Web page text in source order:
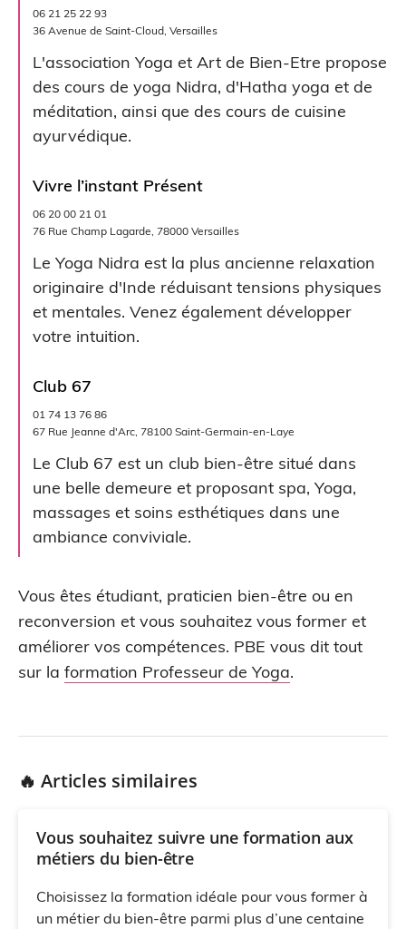
06 21 25 22 93
36 Avenue de Saint-Cloud, Versailles
L'association Yoga et Art de Bien-Etre propose
des cours de yoga Nidra, d'Hatha yoga et de
méditation, ainsi que des cours de cuisine
ayurvédique.
Vivre l’instant Présent
06 20 00 21 01
76 Rue Champ Lagarde, 78000 Versailles
Le Yoga Nidra est la plus ancienne relaxation
originaire d'Inde réduisant tensions physiques
et mentales. Venez également développer
votre intuition.
Club 67
01 74 13 76 86
67 Rue Jeanne d'Arc, 78100 Saint-Germain-en-Laye
Le Club 67 est un club bien-être situé dans
une belle demeure et proposant spa, Yoga,
massages et soins esthétiques dans une
ambiance conviviale.
Vous êtes étudiant, praticien bien-être ou en
reconversion et vous souhaitez vous former et
améliorer vos compétences. PBE vous dit tout
sur la formation Professeur de Yoga.
🔥 Articles similaires
Vous souhaitez suivre une formation aux
métiers du bien-être
Choisissez la formation idéale pour vous former à
un métier du bien-être parmi plus d’une centaine